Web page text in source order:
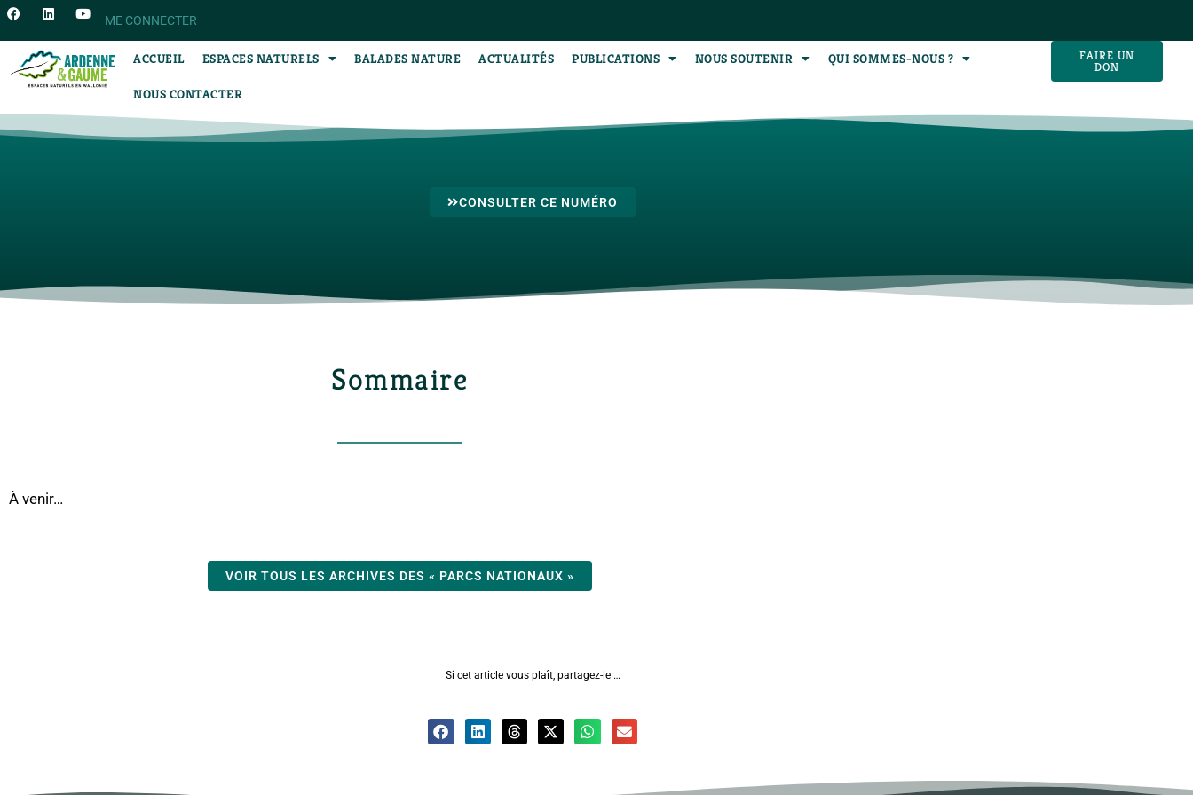
ME CONNECTER
ACCUEIL ESPACES NATURELS BALADES NATURE ACTUALITÉS PUBLICATIONS NOUS SOUTENIR QUI SOMMES-NOUS ?
NOUS CONTACTER
FAIRE UN
DON
CONSULTER CE NUMÉRO
Sommaire
À venir…
VOIR TOUS LES ARCHIVES DES « PARCS NATIONAUX »
Si cet article vous plaît, partagez-le …